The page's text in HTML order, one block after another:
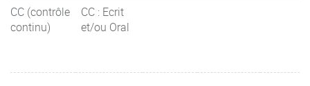
CC (contrôle
continu)
CC : Ecrit
et/ou Oral